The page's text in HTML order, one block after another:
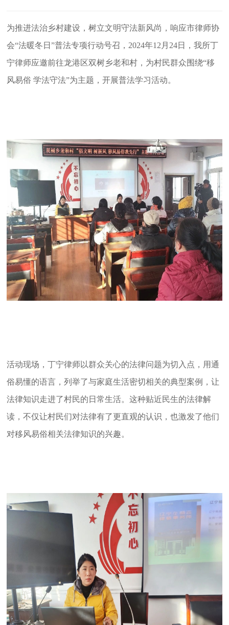
为推进法治乡村建设，树立文明守法新风尚，响应市律师协
会“法暖冬日”普法专项行动号召，2024年12月24日，我所丁
宁律师应邀前往龙港区双树乡老和村，为村民群众围绕“移
风易俗 学法守法”为主题，开展普法学习活动。
活动现场，丁宁律师以群众关心的法律问题为切入点，用通
俗易懂的语言，列举了与家庭生活密切相关的典型案例，让
法律知识走进了村民的日常生活。这种贴近民生的法律解
读，不仅让村民们对法律有了更直观的认识，也激发了他们
对移风易俗相关法律知识的兴趣。